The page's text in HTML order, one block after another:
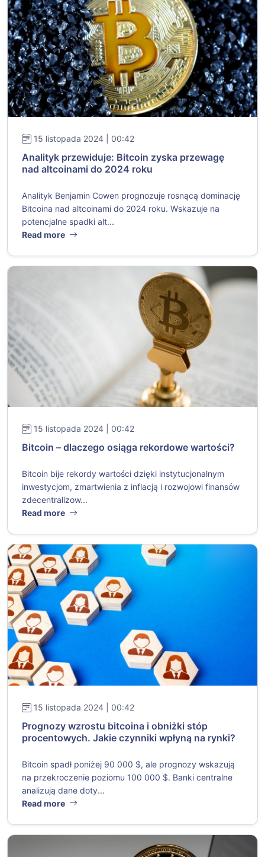
15 listopada 2024 | 00:42
Analityk przewiduje: Bitcoin zyska przewagę
nad altcoinami do 2024 roku
Analityk Benjamin Cowen prognozuje rosnącą dominację
Bitcoina nad altcoinami do 2024 roku. Wskazuje na
potencjalne spadki alt...
Read more
15 listopada 2024 | 00:42
Bitcoin – dlaczego osiąga rekordowe wartości?
Bitcoin bije rekordy wartości dzięki instytucjonalnym
inwestycjom, zmartwienia z inflacją i rozwojowi finansów
zdecentralizow...
Read more
15 listopada 2024 | 00:42
Prognozy wzrostu bitcoina i obniżki stóp
procentowych. Jakie czynniki wpłyną na rynki?
Bitcoin spadł poniżej 90 000 $, ale prognozy wskazują
na przekroczenie poziomu 100 000 $. Banki centralne
analizują dane doty...
Read more